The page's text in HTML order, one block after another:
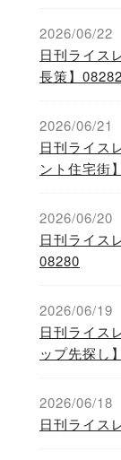
2026/06/22
日刊ライス
長策】08282
2026/06/21
日刊ライス
ント住宅街
2026/06/20
日刊ライス
08280
2026/06/19
日刊ライス
ップ先探し
2026/06/18
日刊ライス